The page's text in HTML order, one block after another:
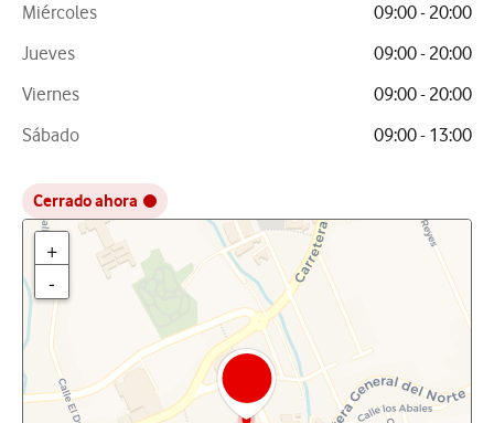
Miércoles
09:00 - 20:00
Jueves
09:00 - 20:00
Viernes
09:00 - 20:00
Sábado
09:00 - 13:00
Cerrado ahora
+
-